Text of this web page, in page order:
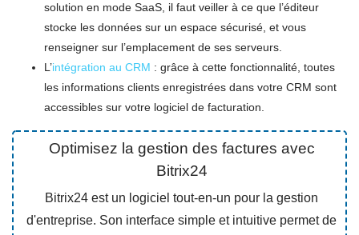
solution en mode SaaS, il faut veiller à ce que l’éditeur
stocke les données sur un espace sécurisé, et vous
renseigner sur l’emplacement de ses serveurs.
L’intégration au CRM : grâce à cette fonctionnalité, toutes
les informations clients enregistrées dans votre CRM sont
accessibles sur votre logiciel de facturation.
Optimisez la gestion des factures avec
Bitrix24
Bitrix24 est un logiciel tout-en-un pour la gestion
d'entreprise. Son interface simple et intuitive permet de